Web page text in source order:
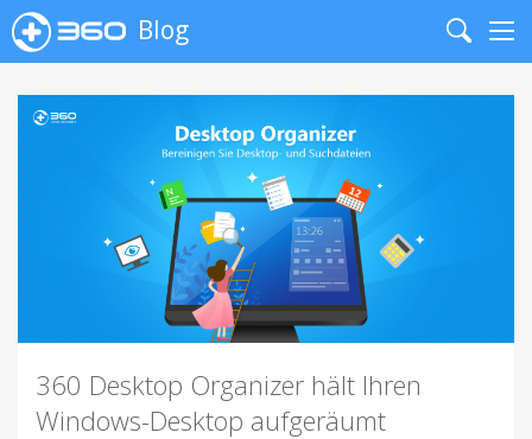
Blog
Search
360 Desktop Organizer hält Ihren
Windows-Desktop aufgeräumt